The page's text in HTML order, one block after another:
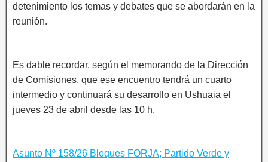
detenimiento los temas y debates que se abordarán en la
reunión.
Es dable recordar, según el memorando de la Dirección
de Comisiones, que ese encuentro tendrá un cuarto
intermedio y continuará su desarrollo en Ushuaia el
jueves 23 de abril desde las 10 h.
Asunto Nº 158/26 Bloques FORJA; Partido Verde y